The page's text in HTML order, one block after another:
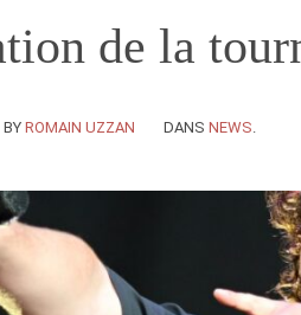
de la
BY ROMAIN UZZAN DANS NEWS